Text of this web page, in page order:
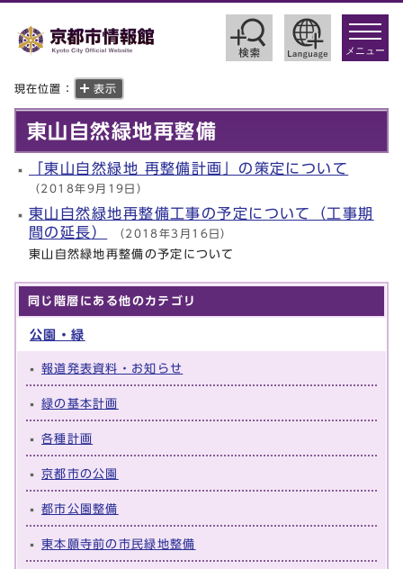
toggle
メニュー
現在位置： 表示
東山自然緑地再整備
「東山自然緑地 再整備計画」の策定について
（2018年9月19日）
東山自然緑地再整備工事の予定について（工事期
間の延長）
（2018年3月16日）
東山自然緑地再整備の予定について
同じ階層にある他のカテゴリ
公園・緑
報道発表資料・お知らせ
緑の基本計画
各種計画
京都市の公園
都市公園整備
東本願寺前の市民緑地整備